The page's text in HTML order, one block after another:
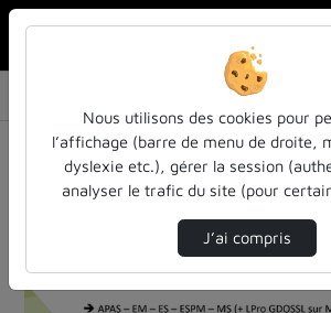
Atelier Sport (Sciences et techniques
Lire
Nous utilisons des cookies pour
l’affichage (barre de menu de droite,
dyslexie etc.), gérer la session
analyser le trafic du site (pour
J’ai compris